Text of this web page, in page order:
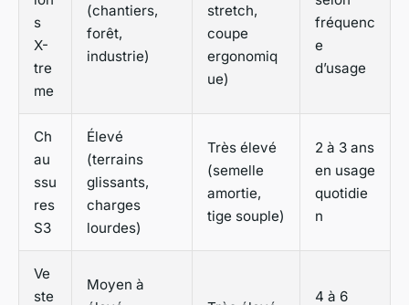
s
X-
tre
me
(chantiers,
forêt,
industrie)
stretch,
coupe
ergonomiq
ue)
fréquenc
e
d’usage
Ch
au
ssu
res
S3
Élevé
(terrains
glissants,
charges
lourdes)
Très élevé
(semelle
amortie,
tige souple)
2 à 3 ans
en usage
quotidie
n
Ve
ste
Moyen à
4 à 6